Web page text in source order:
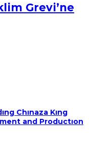
Grevi’ne
Chınaza Kıng
and Productıon